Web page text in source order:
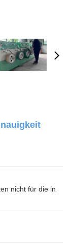
nicht für die in